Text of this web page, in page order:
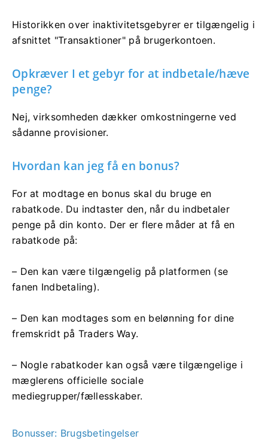
Historikken over inaktivitetsgebyrer er tilgængelig i
afsnittet "Transaktioner" på brugerkontoen.
Opkræver I et gebyr for at indbetale/hæve
penge?
Nej, virksomheden dækker omkostningerne ved
sådanne provisioner.
Hvordan kan jeg få en bonus?
For at modtage en bonus skal du bruge en
rabatkode. Du indtaster den, når du indbetaler
penge på din konto. Der er flere måder at få en
rabatkode på:
– Den kan være tilgængelig på platformen (se
fanen Indbetaling).
– Den kan modtages som en belønning for dine
fremskridt på Traders Way.
– Nogle rabatkoder kan også være tilgængelige i
mæglerens officielle sociale
mediegrupper/fællesskaber.
Bonusser: Brugsbetingelser